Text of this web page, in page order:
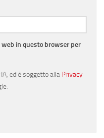
in questo browser per
ed è soggetto alla Privacy